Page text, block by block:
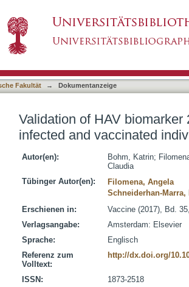
2A for differential
serology
Fakultät → Dokumentanzeige
Validation of HAV
infected and vaccinated
Autor(en): Bohm, Katrin;
Claudia
Tübinger Autor(en):
Filomena, Angela
Schneiderhan-Marra,
Erschienen in:
Vaccine (2017), Bd.
Verlagsangabe:
Amsterdam: Elsevier
Sprache:
Englisch
Referenz zum
Volltext:
http://dx.doi.org/
ISSN:
1873-2518